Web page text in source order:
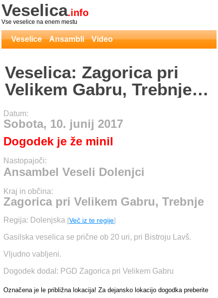
Veselica.info
Vse veselice na enem mestu
Veselice Ansambli Video
Veselica: Zagorica pri
Velikem Gabru, Trebnje -
Ansambel Veseli Dolenjci
Datum:
Sobota, 10. junij 2017
Dogodek je že minil
Nastopajoči:
Ansambel Veseli Dolenjci
Kraj in občina:
Zagorica pri Velikem Gabru, Trebnje
Regija: Dolenjska [Več iz te regije]
Gasilska veselica se prične ob 20 uri, pri Bistroju Lavš.
Vljudno vabljeni.
Dogodek dodal: PGD Zagorica pri Velikem Gabru
Označena je le približna lokacija! Za dejansko lokacijo dogodka preberite